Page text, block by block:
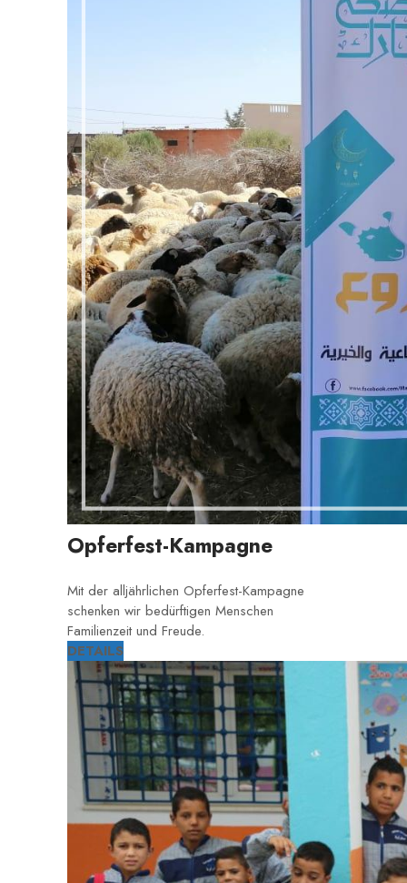
Opferfest-Kampagne
Mit der alljährlichen Opferfest-Kampagne
schenken wir bedürftigen Menschen
Familienzeit und Freude.
DETAILS